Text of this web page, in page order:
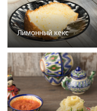
Лимонный кекс